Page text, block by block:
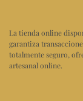
La tienda online
garantiza
totalmente seguro,
artesanal online.